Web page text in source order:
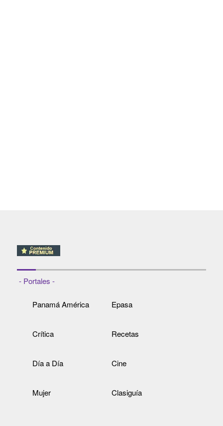
- Portales -
Panamá América Epasa
Crítica Recetas
Día a Día Cine
Mujer Clasiguía